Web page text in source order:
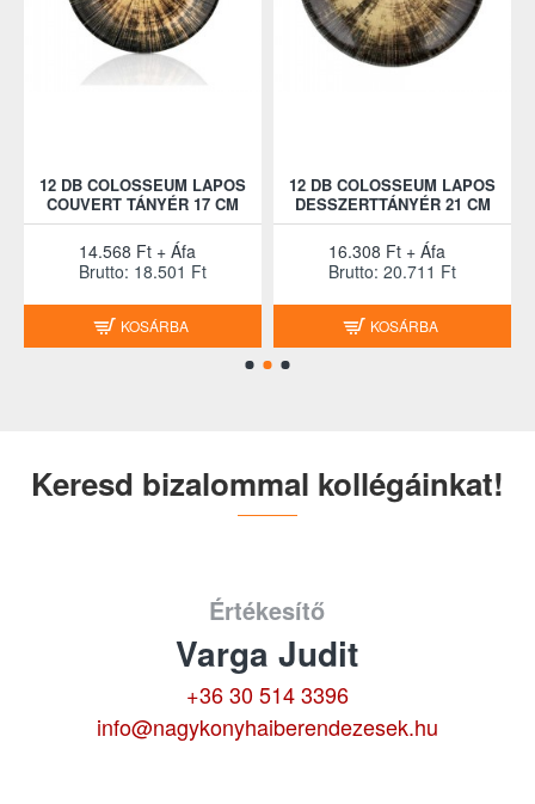
12 DB COLOSSEUM LAPOS
COUVERT TÁNYÉR 17 CM
14.568 Ft + Áfa
Brutto: 18.501 Ft
KOSÁRBA
12 DB COLOSSEUM LAPOS
DESSZERTTÁNYÉR 21 CM
16.308 Ft + Áfa
Brutto: 20.711 Ft
KOSÁRBA
Keresd bizalommal kollégáinkat!
Értékesítő
Varga Judit
+36 30 514 3396
info@nagykonyhaiberendezesek.hu